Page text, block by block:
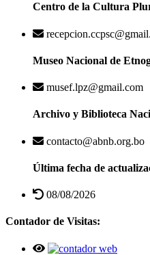
Centro de la Cultura
Museo Nacional de
musef.lpz@gmail.com
Archivo y Biblioteca
contacto@abnb.org.bo
Última fecha de
08/08/2026
Contador de Visitas: